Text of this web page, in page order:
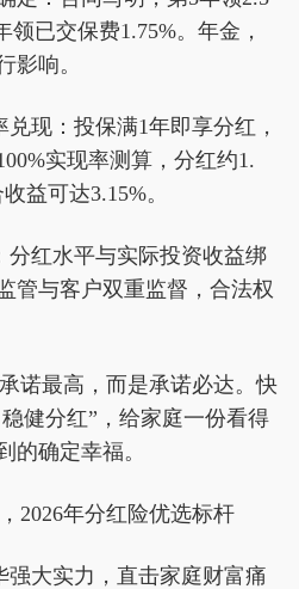
已交保费1.75%。年金，
影响。
现：投保满1年即享分红，
实现率测算，分红约1.
益可达3.15%。
分红水平与实际投资收益绑
管与客户双重监督，合法权
诺最高，而是承诺必达。快
健分红”，给家庭一份看得
的确定幸福。
2026年分红险优选标杆
强大实力，直击家庭财富痛